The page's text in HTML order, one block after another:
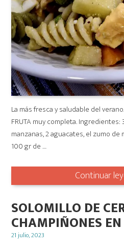
La más fresca y saludable del
FRUTA muy completa.
manzanas, 2 aguacates, el zumo
100 gr de …
Continuar
SOLOMILLO DE
CHAMPIÑONES
Posted
21 julio, 2023